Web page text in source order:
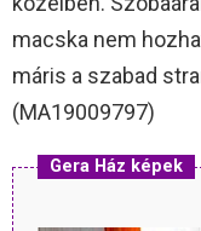
macska nem
máris a szabad
(MA19009797)
Gera Ház képek